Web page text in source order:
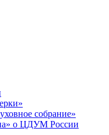
собрание»
о ЦДУМ России